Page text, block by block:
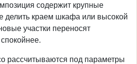
содержит крупные
делить краем шкафа или высокой
участки переносят
рассчитываются под параметры